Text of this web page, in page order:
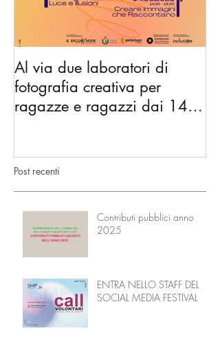
Al via due laboratori di
fotografia creativa per
ragazze e ragazzi dai 14 ai
Post recenti
Contributi pubblici anno
2025
ENTRA NELLO STAFF DEL
SOCIAL MEDIA FESTIVAL